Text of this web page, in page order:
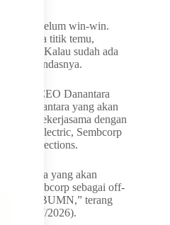
deal. Belum win-win.
ada titik temu,
di harga. Kalau sudah ada
ya,” tandasnya.
CEO Danantara
Danantara yang akan
bekerjasama dengan
Keppel Electric, Sembcorp
yang akan
dan Sembcorp sebagai off-
juga BUMN,” terang
(6/7/2026).